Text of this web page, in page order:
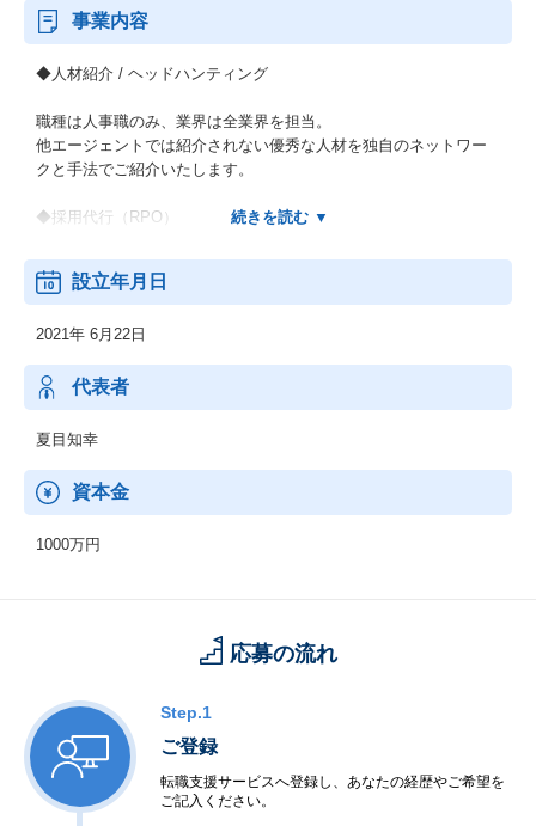
事業内容
◆人材紹介 / ヘッドハンティング
職種は人事職のみ、業界は全業界を担当。
他エージェントでは紹介されない優秀な人材を独自のネットワー
クと手法でご紹介いたします。
◆採用代行（RPO）
採用コストの削減、一時的な人員不足の解消など、企業内人事の
採用業務を請け負います。
◆採用コンサルティング
エージェントを使わず、自社内の採用担当だけで採用を成功させ
たい、
ダイレクトリクルーティングでの採用割合を増やしたいなどのご
設立年月日
2021年 6月22日
代表者
夏目知幸
資本金
1000万円
応募の流れ
Step.1
ご登録
転職支援サービスへ登録し、あなたの経歴やご希望を
ご記入ください。